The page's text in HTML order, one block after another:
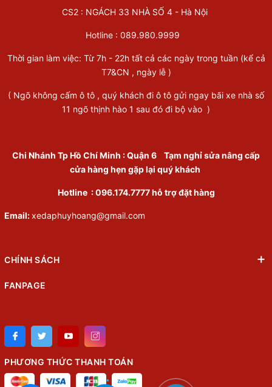
CS2 : NGÁCH 33 NHÀ SỐ 4 - Hà Nội
Hotline : 089.980.9999
Thời gian làm việc: Từ 7h - 22h tất cả các ngày trong tuần (kể cả
T7&CN , ngày lễ )
( Ngõ không cấm ô tô , quý khách đi ô tô gửi ngay bãi xe nhà số
11 ngõ thịnh hào 1 sau đó đi bộ vào )
Chi Nhánh Tp Hồ Chí Minh :Quận 6 Tạm nghỉ sửa nâng cấp
cửa hàng hẹn gặp lại quý khách
Hotline : 096.174.7777 hỗ trợ đặt hàng
Email:xedaphuyhoang@gmail.com
CHÍNH SÁCH
FANPAGE
PHƯƠNG THỨC THANH TOÁN